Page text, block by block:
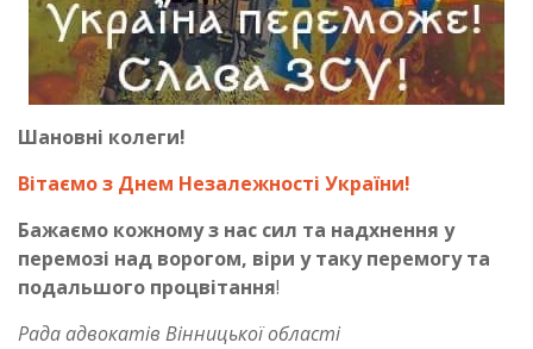
Шановні колеги!
Вітаємо з Днем Незалежності України!
Бажаємо кожному з нас сил та надхнення у
перемозі над ворогом, віри у таку перемогу та
подальшого процвітання!
Рада адвокатів Вінницької області